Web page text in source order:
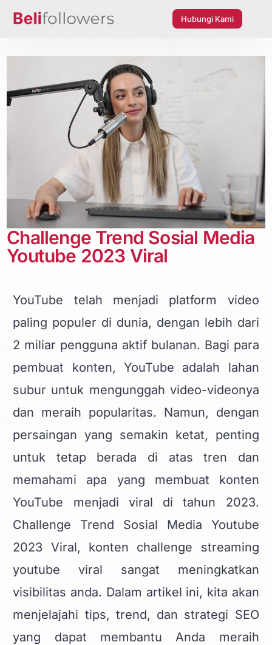
Hubungi Kami
Challenge Trend Sosial Media
Youtube 2023 Viral
YouTube telah menjadi platform video
paling populer di dunia, dengan lebih dari
2 miliar pengguna aktif bulanan. Bagi para
pembuat konten, YouTube adalah lahan
subur untuk mengunggah video-videonya
dan meraih popularitas. Namun, dengan
persaingan yang semakin ketat, penting
untuk tetap berada di atas tren dan
memahami apa yang membuat konten
YouTube menjadi viral di tahun 2023.
Challenge Trend Sosial Media Youtube
2023 Viral, konten challenge streaming
youtube viral sangat meningkatkan
visibilitas anda. Dalam artikel ini, kita akan
menjelajahi tips, trend, dan strategi SEO
yang dapat membantu Anda meraih